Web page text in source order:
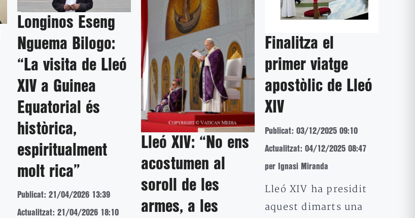
Longinos Eseng
Nguema Bilogo:
“La visita de Lleó
XIV a Guinea
Equatorial és
històrica,
espiritualment
molt rica”
Publicat: 21/04/2026 13:39
Actualitzat: 21/04/2026 18:10
Lleó XIV: “No ens
acostumen al
soroll de les
armes, a les
Finalitza el
primer viatge
apostòlic de Lleó
XIV
Publicat: 03/12/2025 09:10
Actualitzat: 04/12/2025 08:47
per Ignasi Miranda
Lleó XIV ha presidit
aquest dimarts una